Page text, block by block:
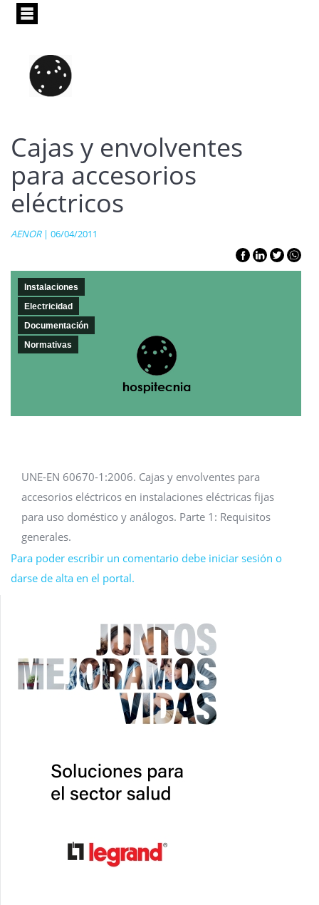
Pasar
principal
Cajas y envolventes
para accesorios
eléctricos
AENOR| 06/04/2011
Instalaciones
Electricidad
Documentación
Normativas
UNE-EN 60670-1:2006. Cajas y envolventes para
accesorios eléctricos en instalaciones eléctricas fijas
para uso doméstico y análogos. Parte 1: Requisitos
generales.
Para poder escribir un comentario debe iniciar sesión o
darse de alta en el portal.